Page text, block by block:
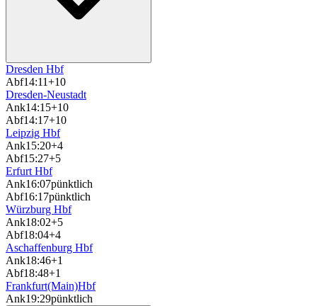
Dresden Hbf
Abf14:11+10
Dresden-Neustadt
Ank14:15+10
Abf14:17+10
Leipzig Hbf
Ank15:20+4
Abf15:27+5
Erfurt Hbf
Ank16:07pünktlich
Abf16:17pünktlich
Würzburg Hbf
Ank18:02+5
Abf18:04+4
Aschaffenburg Hbf
Ank18:46+1
Abf18:48+1
Frankfurt(Main)Hbf
Ank19:29pünktlich